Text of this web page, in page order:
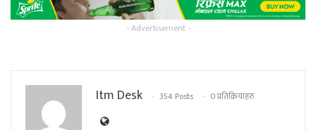
- Advertisement -
Itm Desk 354 Posts 0 प्रतिक्रियाहरु